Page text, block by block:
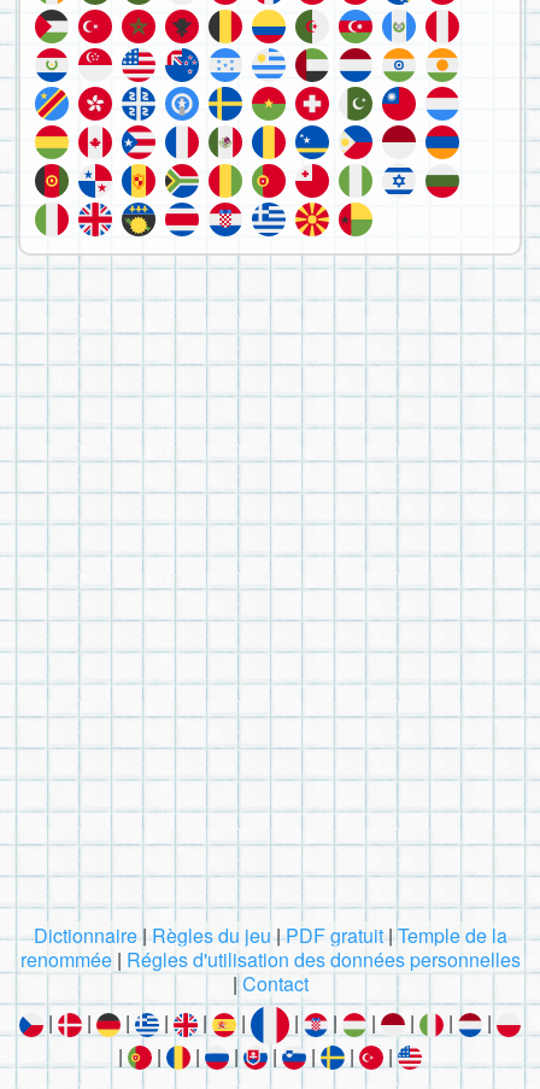
Dictionnaire|Règles du jeu|PDF gratuit|Temple de la
renommée| Régles d'utilisation des données personnelles
|Contact
|
| | | | | | | | | |
|
|
| | | | | | |